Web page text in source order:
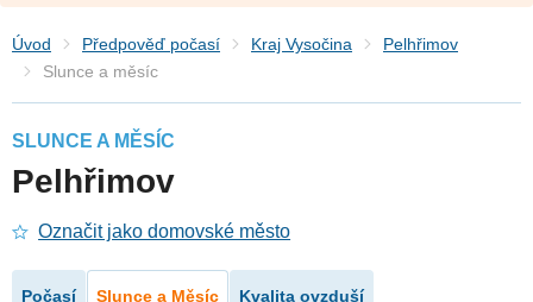
Úvod Předpověď počasí Kraj Vysočina
Pelhřimov
Slunce a měsíc
SLUNCE A MĚSÍC
Pelhřimov
Označit jako domovské město
Počasí Slunce a Měsíc Kvalita ovzduší